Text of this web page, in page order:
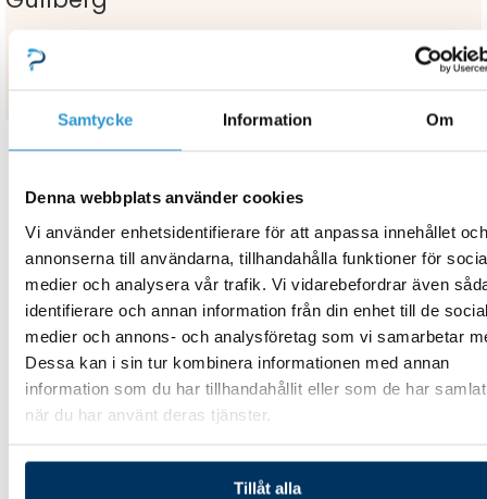
Samtycke Information Om
Denna webbplats använder cookies
Vi använder enhetsidentifierare för att anpassa innehållet och
annonserna till användarna, tillhandahålla funktioner för
medier och analysera vår trafik. Vi vidarebefordrar även
identifierare och annan information från din enhet till de
medier och annons- och analysföretag som vi samarbetar
Dessa kan i sin tur kombinera informationen med annan
information som du har tillhandahållit eller som de har
när du har använt deras tjänster.
Tillåt alla
Relaterade Produkter
Saltklorinator
Saltklorinator Ducere 21
inkl pH/ORP kit
32 700,00kr
Saltklorinator
Saltklorinator Ducere 12
inkl pH/ORP kit
28 700,00kr